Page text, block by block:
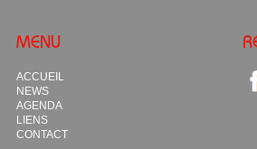
MENU
ACCUEIL
NEWS
AGENDA
LIENS
CONTACT